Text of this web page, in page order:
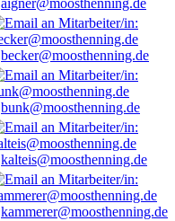
aigner@moosthenning.de
becker@moosthenning.de
bunk@moosthenning.de
kalteis@moosthenning.de
kammerer@moosthenning.de